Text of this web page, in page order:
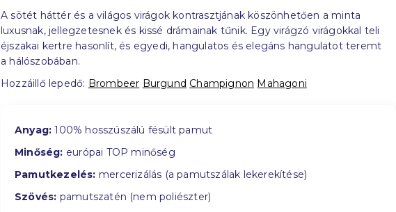
A sötét háttér és a világos virágok kontrasztjának köszönhetően a minta
luxusnak, jellegzetesnek és kissé drámainak tűnik. Egy virágzó virágokkal teli
éjszakai kertre hasonlít, és egyedi, hangulatos és elegáns hangulatot teremt
a hálószobában.
Hozzáillő lepedő: Brombeer Burgund Champignon Mahagoni
Anyag: 100% hosszúszálú fésült pamut
Minőség: európai TOP minőség
Pamutkezelés: mercerizálás (a pamutszálak lekerekítése)
Szövés: pamutszatén (nem poliészter)